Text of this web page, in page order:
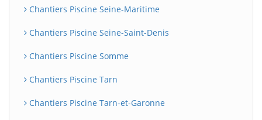
Chantiers Piscine Seine-Maritime
Chantiers Piscine Seine-Saint-Denis
Chantiers Piscine Somme
Chantiers Piscine Tarn
Chantiers Piscine Tarn-et-Garonne